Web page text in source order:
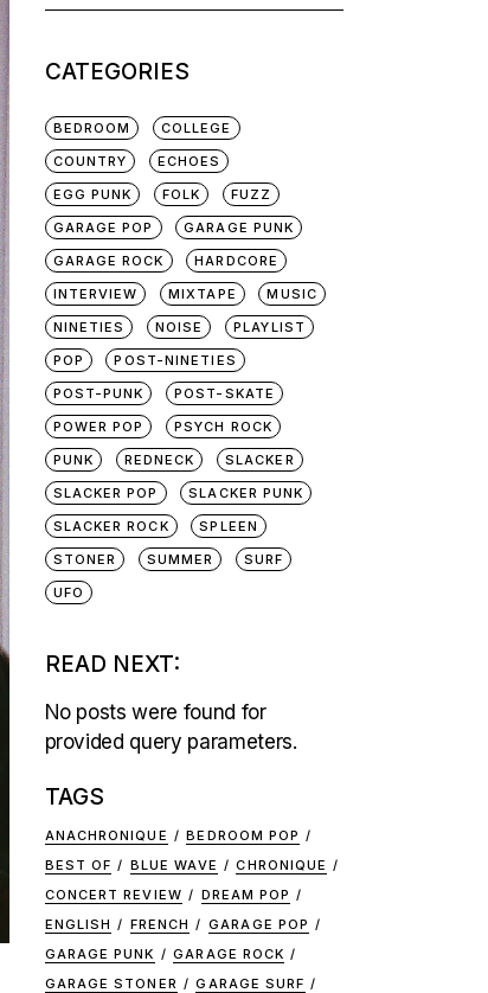
CATEGORIES
BEDROOM
COLLEGE
COUNTRY
ECHOES
EGG PUNK
FOLK
FUZZ
GARAGE POP
GARAGE PUNK
GARAGE ROCK
HARDCORE
INTERVIEW
MIXTAPE
MUSIC
NINETIES
NOISE
PLAYLIST
POP
POST-NINETIES
POST-PUNK
POST-SKATE
POWER POP
PSYCH ROCK
PUNK
REDNECK
SLACKER
SLACKER POP
SLACKER PUNK
SLACKER ROCK
SPLEEN
STONER
SUMMER
SURF
UFO
READ NEXT:
No posts were found for
provided query parameters.
TAGS
ANACHRONIQUE
BEDROOM POP
BEST OF
BLUE WAVE
CHRONIQUE
CONCERT REVIEW
DREAM POP
ENGLISH
FRENCH
GARAGE POP
GARAGE PUNK
GARAGE ROCK
GARAGE STONER
GARAGE SURF